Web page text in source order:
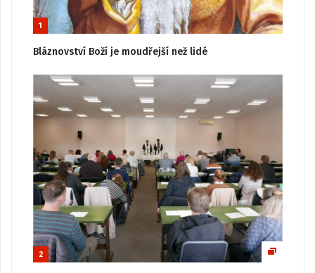
1
Bláznovství Boží je moudřejší než lidé
2